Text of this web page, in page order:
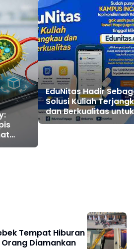
EduNitas Hadir
Solusi Kuliah
dan Berkualitas untuk
Masyarakat
Tempat Hiburan
Diamankan